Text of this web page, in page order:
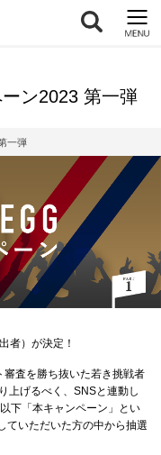
ン2023 第一弾
一弾
者）が決定！
査を勝ち抜いた若き挑戦者
上げるべく、SNSと連動し
下「本キャンペーン」とい
ていただいた方の中から抽選